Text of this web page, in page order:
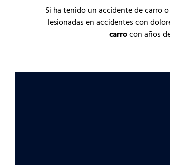
Si ha tenido un accidente de carro
lesionadas en accidentes con
carrocon años